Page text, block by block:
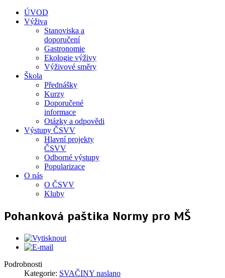
ÚVOD
Výživa
Stanoviska a
doporučení
Gastronomie
Ekologie výživy
Výživové směry
Škola
Přednášky
Kurzy
Doporučené
informace
Otázky a odpovědi
Výstupy ČSVV
Hlavní projekty
ČSVV
Odborné výstupy
Popularizace
O nás
O ČSVV
Kluby
Pohanková paštika Normy pro MŠ
Podrobnosti
Kategorie: SVAČINY naslano